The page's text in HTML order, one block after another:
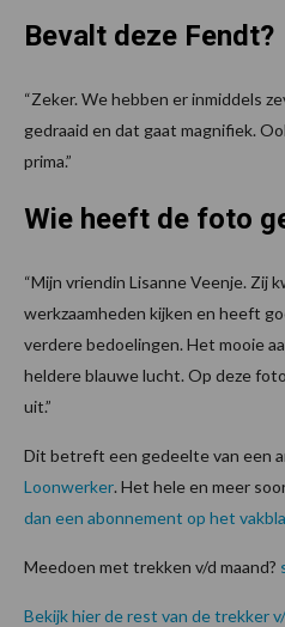
Bevalt deze Fendt?
“Zeker. We hebben er inmiddels
gedraaid en dat gaat magnifiek.
prima.”
Wie heeft de foto
“Mijn vriendin Lisanne Veenje. Zij
werkzaamheden kijken en heeft
verdere bedoelingen. Het mooie
heldere blauwe lucht. Op deze
uit.”
Dit betreft een gedeelte van een
Loonwerker. Het hele en meer
dan een abonnement op het
Meedoen met trekken v/d maand?
Bekijk hier de rest van de trekker